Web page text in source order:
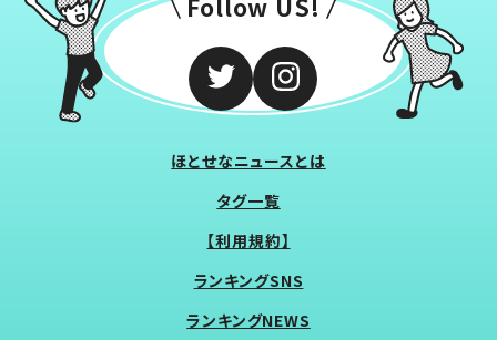
ほとせなニュースとは
タグ一覧
【利用規約】
ランキングSNS
ランキングNEWS